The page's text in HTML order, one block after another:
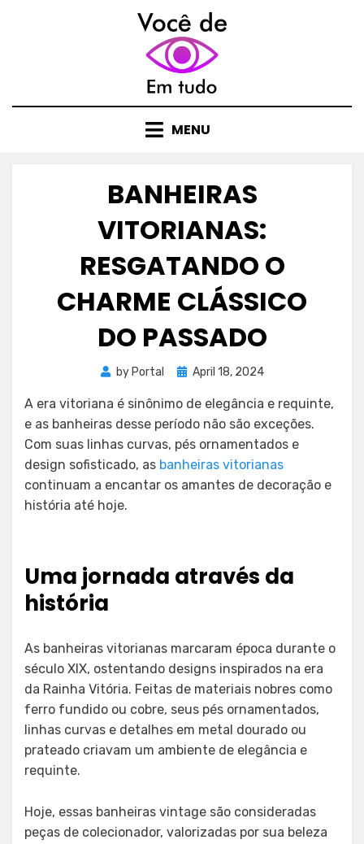
MENU
BANHEIRAS
VITORIANAS:
RESGATANDO O
CHARME CLÁSSICO
DO PASSADO
by Portal
Posted
April 18, 2024
A era vitoriana é sinônimo de elegância e requinte,
e as banheiras desse período não são exceções.
Com suas linhas curvas, pés ornamentados e
design sofisticado, as banheiras vitorianas
continuam a encantar os amantes de decoração e
história até hoje.
Uma jornada através da
história
As banheiras vitorianas marcaram época durante o
século XIX, ostentando designs inspirados na era
da Rainha Vitória. Feitas de materiais nobres como
ferro fundido ou cobre, seus pés ornamentados,
linhas curvas e detalhes em metal dourado ou
prateado criavam um ambiente de elegância e
requinte.
Hoje, essas banheiras vintage são consideradas
peças de colecionador, valorizadas por sua beleza